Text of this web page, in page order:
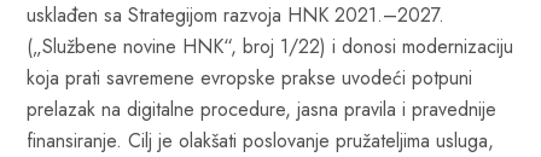
usklađen sa Strategijom razvoja HNK 2021.–2027.
(„Službene novine HNK“, broj 1/22) i donosi modernizaciju
koja prati savremene evropske prakse uvodeći potpuni
prelazak na digitalne procedure, jasna pravila i pravednije
finansiranje. Cilj je olakšati poslovanje pružateljima usluga,